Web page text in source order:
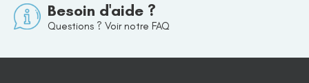
Besoin d'aide ?
Questions ? Voir notre FAQ